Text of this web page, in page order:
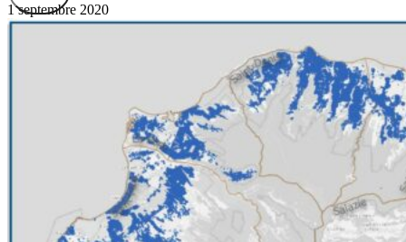
1 septembre 2020